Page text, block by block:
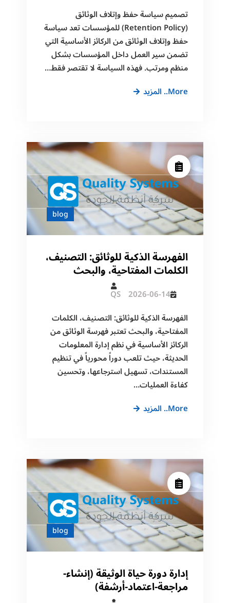
تصميم سياسة حفظ وإتلاف الوثائق
(Retention Policy) للمؤسسات تعد سياسة
حفظ وإتلاف الوثائق من الركائز الأساسية التي
تضمن سير العمل داخل المؤسسات بشكل
منظم ومرتب. فهذه السياسة لا تقتصر فقط…
More.. المزيد
تصميم
الوثائق
(Retention
Policy)
للمؤسسات
blog
الفهرسة الذكية للوثائق: التصنيف،
الكلمات المفتاحية، والبحث
2026-06-14
QS
الفهرسة الذكية للوثائق: التصنيف، الكلمات
المفتاحية، والبحث تعتبر فهرسة الوثائق من
الركائز الأساسية في نظم إدارة المعلومات
الحديثة، حيث تلعب دوراً محورياً في تنظيم
المستندات، تسهيل استرجاعها، وتحسين
كفاءة العمليات…
More.. المزيد
الفهرسة
الكلمات
المفتاحية،
والبحث
blog
إدارة دورة حياة الوثيقة (إنشاء-
مراجعة-اعتماد-أرشفة)